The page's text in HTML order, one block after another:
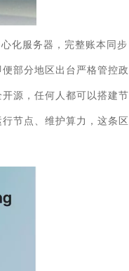
化服务器，完整账本同步
部分地区出台严格管控政
源，任何人都可以搭建节
节点、维护算力，这条区